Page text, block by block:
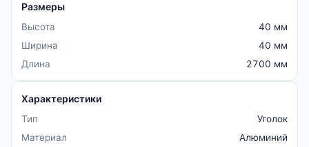
Размеры
Высота
40 мм
Ширина
40 мм
Длина
2700 мм
Характеристики
Тип
Уголок
Материал
Алюминий